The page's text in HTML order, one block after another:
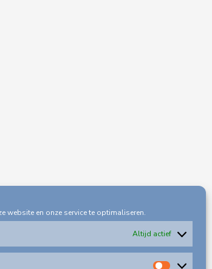
website en onze service te optimaliseren.
Altijd actief